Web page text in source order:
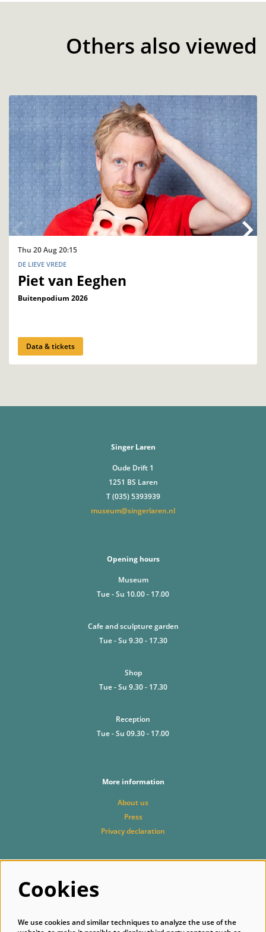
Others also viewed
Piet van Eeghen
Buitenpodium 2026
DE LIEVE VREDE
Thu 20 Aug20:15
Data & tickets
Singer Laren
Oude Drift 1
1251 BS Laren
T (035) 5393939
museum@singerlaren.nl
Opening hours
Museum
Tue - Su 10.00 - 17.00
Cafe and sculpture garden
Tue - Su 9.30 - 17.30
Shop
Tue - Su 9.30 - 17.30
Reception
Tue - Su 09.30 - 17.00
More information
About us
Press
Privacy declaration
Cookies
We use cookies and similar techniques to analyze the use of the